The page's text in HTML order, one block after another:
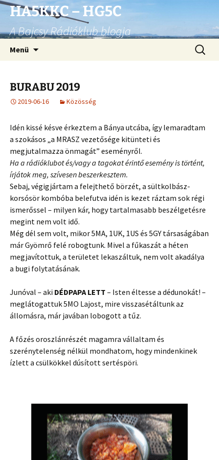
Ugrás
tartalomhoz
HA5KKC – HG5C
A Bajcsy Rádióklub blogja
Menü
BURABU 2019
2019-06-16 Közösség
Idén kissé késve érkeztem a Bánya utcába, így lemaradtam
a szokásos „a MRASZ vezetősége kitünteti és
megjutalmazza önmagát” eseményről.
Ha a rádióklubot és/vagy a tagokat érintő esemény is történt,
írjátok meg, szívesen beszerkesztem.
Sebaj, végigjártam a felejthető börzét, a sültkolbász-
korsósör kombóba belefutva idén is kezet ráztam sok régi
ismerőssel – milyen kár, hogy tartalmasabb beszélgetésre
megint nem volt idő.
Még dél sem volt, mikor 5MA, 1UK, 1US és 5GY társaságában
már Gyömrő felé robogtunk. Mivel a fűkaszát a héten
megjavítottuk, a területet lekaszáltuk, nem volt akadálya
a bugi folytatásának.
Junóval – aki DÉDPAPA LETT – Isten éltesse a dédunokát! –
meglátogattuk 5MO Lajost, mire visszasétáltunk az
állomásra, már javában lobogott a tűz.
A főzés oroszlánrészét magamra vállaltam és
szerénytelenség nélkül mondhatom, hogy mindenkinek
ízlett a csülkökkel dúsított sertéspöri.